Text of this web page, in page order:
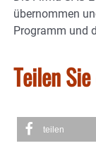
übernommen
Programm und
Teilen
teilen